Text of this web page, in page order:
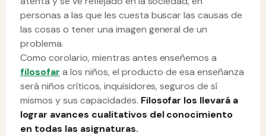
personas a las que les cuesta buscar las causas de
las cosas o tener una imagen general de un
problema.
Como corolario, mientras antes enseñemos a
filosofar a los niños, el producto de esa enseñanza
será niños críticos, inquisidores, seguros de sí
mismos y sus capacidades. Filosofar los llevará a
lograr avances cualitativos del conocimiento
en todas las asignaturas.